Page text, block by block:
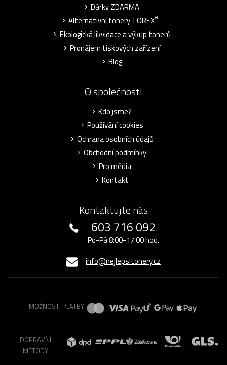
Dárky ZDARMA
Alternativní tonery TOREX®
Ekologická likvidace a výkup tonerů
Pronájem tiskových zařízení
Blog
O společnosti
Kdo jsme?
Používání cookies
Ochrana osobních údajů
Obchodní podmínky
Pro média
Kontakt
Kontaktujte nás
603 716 092
Po-Pá 8:00-17:00 hod.
info@nejlepsitonery.cz
MOŽNOSTI PLATBY
DOPRAVNÍ
METODY